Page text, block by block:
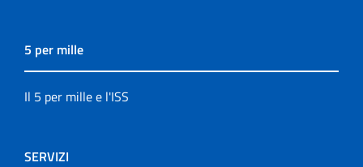
5 per mille
Il 5 per mille e l'ISS
SERVIZI